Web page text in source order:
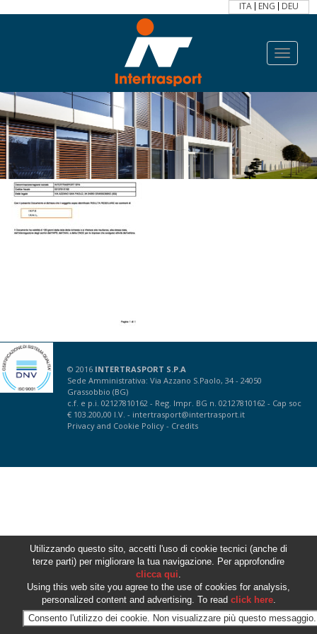
ITA ENG DEU
Toggle
© 2016 INTERTRASPORT S.P.A
Sede Amministrativa: Via Azzano S.Paolo, 34 - 24050
Grassobbio (BG)
c.f. e p.i. 02127810162 - Reg. Impr. BG n. 02127810162 - Cap soc
€ 103.200,00 I.V. - intertrasport@intertrasport.it
Privacyand Cookie Policy- Credits
Utilizzando questo sito, accetti l'uso di cookie tecnici (anche di
terze parti) per migliorare la tua navigazione. Per approfondire
clicca qui.
Using this web site you agree to the use of cookies for analysis,
personalized content and advertising. To read click here.